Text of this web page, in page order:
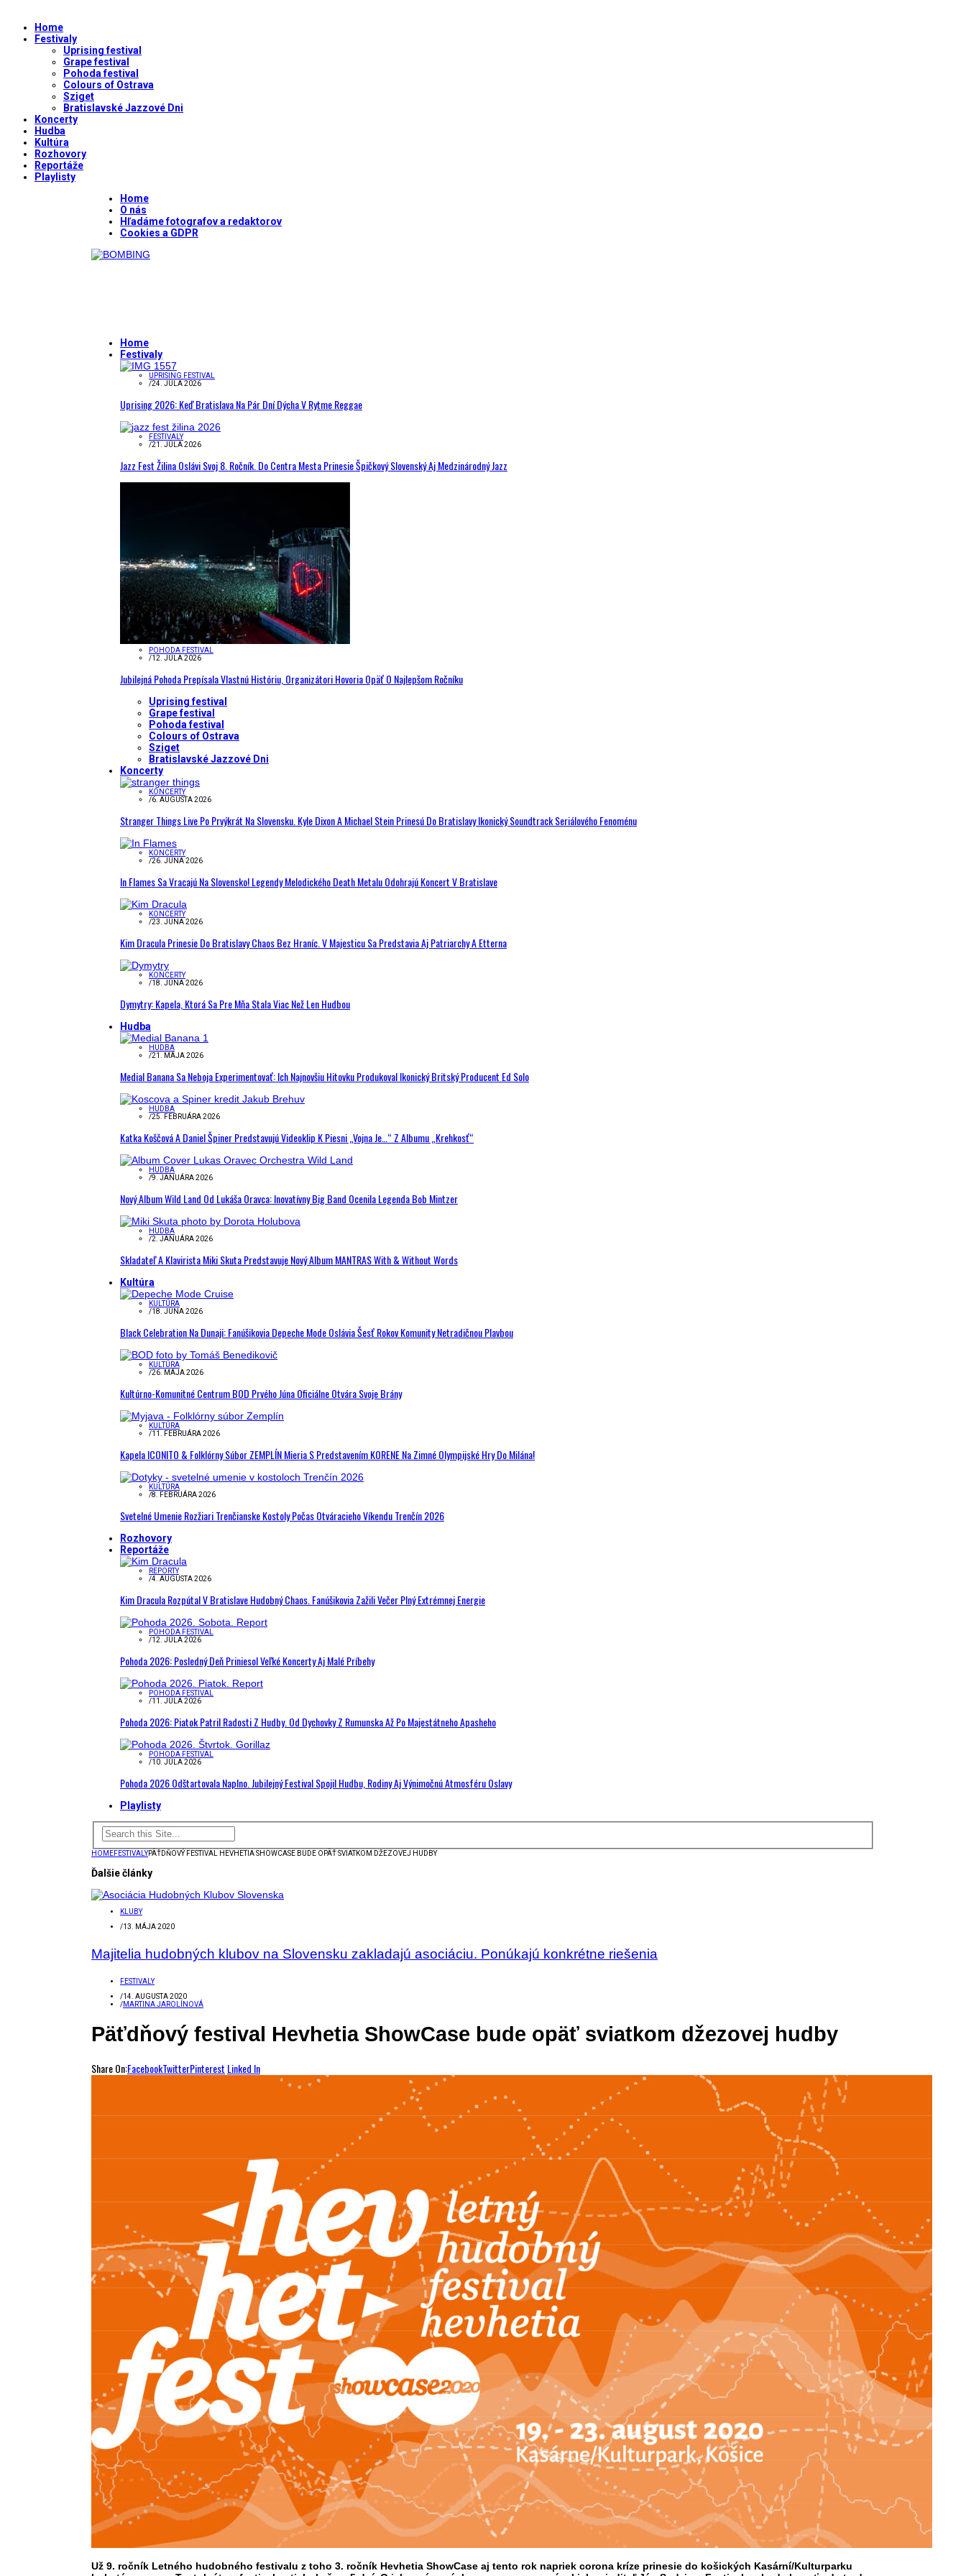
Home
Festivaly
Uprising festival
Grape festival
Pohoda festival
Colours of Ostrava
Sziget
Bratislavské Jazzové Dni
Koncerty
Hudba
Kultúra
Rozhovory
Reportáže
Playlisty
Home
O nás
Hľadáme fotografov a redaktorov
Cookies a GDPR
Home
Festivaly
UPRISING FESTIVAL
/24. JÚLA 2026
Uprising 2026: Keď Bratislava Na Pár Dní Dýcha V Rytme Reggae
FESTIVALY
/21. JÚLA 2026
Jazz Fest Žilina Oslávi Svoj 8. Ročník. Do Centra Mesta Prinesie Špičkový Slovenský Aj Medzinárodný Jazz
POHODA FESTIVAL
/12. JÚLA 2026
Jubilejná Pohoda Prepísala Vlastnú Históriu, Organizátori Hovoria Opäť O Najlepšom Ročníku
Uprising festival
Grape festival
Pohoda festival
Colours of Ostrava
Sziget
Bratislavské Jazzové Dni
Koncerty
KONCERTY
/6. AUGUSTA 2026
Stranger Things Live Po Prvýkrát Na Slovensku. Kyle Dixon A Michael Stein Prinesú Do Bratislavy Ikonický Soundtrack Seriálového Fenoménu
KONCERTY
/26. JÚNA 2026
In Flames Sa Vracajú Na Slovensko! Legendy Melodického Death Metalu Odohrajú Koncert V Bratislave
KONCERTY
/23. JÚNA 2026
Kim Dracula Prinesie Do Bratislavy Chaos Bez Hraníc. V Majesticu Sa Predstavia Aj Patriarchy A Etterna
KONCERTY
/18. JÚNA 2026
Dymytry: Kapela, Ktorá Sa Pre Mňa Stala Viac Než Len Hudbou
Hudba
HUDBA
/21. MÁJA 2026
Medial Banana Sa Neboja Experimentovať: Ich Najnovšiu Hitovku Produkoval Ikonický Britský Producent Ed Solo
HUDBA
/25. FEBRUÁRA 2026
Katka Koščová A Daniel Špiner Predstavujú Videoklip K Piesni „Vojna Je…“ Z Albumu „Krehkosť“
HUDBA
/9. JANUÁRA 2026
Nový Album Wild Land Od Lukáša Oravca: Inovatívny Big Band Ocenila Legenda Bob Mintzer
HUDBA
/2. JANUÁRA 2026
Skladateľ A Klavirista Miki Skuta Predstavuje Nový Album MANTRAS With & Without Words
Kultúra
KULTÚRA
/18. JÚNA 2026
Black Celebration Na Dunaji: Fanúšikovia Depeche Mode Oslávia Šesť Rokov Komunity Netradičnou Plavbou
KULTÚRA
/26. MÁJA 2026
Kultúrno-Komunitné Centrum BOD Prvého Júna Oficiálne Otvára Svoje Brány
KULTÚRA
/11. FEBRUÁRA 2026
Kapela ICONITO & Folklórny Súbor ZEMPLÍN Mieria S Predstavením KORENE Na Zimné Olympijské Hry Do Milána!
KULTÚRA
/8. FEBRUÁRA 2026
Svetelné Umenie Rozžiari Trenčianske Kostoly Počas Otváracieho Víkendu Trenčín 2026
Rozhovory
Reportáže
REPORTY
/4. AUGUSTA 2026
Kim Dracula Rozpútal V Bratislave Hudobný Chaos. Fanúšikovia Zažili Večer Plný Extrémnej Energie
POHODA FESTIVAL
/12. JÚLA 2026
Pohoda 2026: Posledný Deň Priniesol Veľké Koncerty Aj Malé Príbehy
POHODA FESTIVAL
/11. JÚLA 2026
Pohoda 2026: Piatok Patril Radosti Z Hudby. Od Dychovky Z Rumunska Až Po Majestátneho Apasheho
POHODA FESTIVAL
/10. JÚLA 2026
Pohoda 2026 Odštartovala Naplno. Jubilejný Festival Spojil Hudbu, Rodiny Aj Výnimočnú Atmosféru Oslavy
Playlisty
HOMEFESTIVALYPÄŤDŇOVÝ FESTIVAL HEVHETIA SHOWCASE BUDE OPÄŤ SVIATKOM DŽEZOVEJ HUDBY
Ďalšie články
KLUBY
/13. MÁJA 2020
Majitelia hudobných klubov na Slovensku zakladajú asociáciu. Ponúkajú konkrétne riešenia
FESTIVALY
/14. AUGUSTA 2020
/MARTINA JAROLÍNOVÁ
Päťdňový festival Hevhetia ShowCase bude opäť sviatkom džezovej hudby
Share On:FacebookTwitterPinterest Linked In
Už 9. ročník Letného hudobného festivalu z toho 3. ročník Hevhetia ShowCase aj tento rok napriek corona kríze prinesie do košických Kasární/Kulturparku